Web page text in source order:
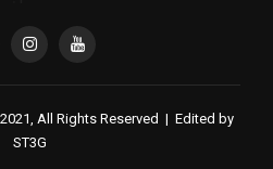
All Rights Reserved | Edited by
ST3G